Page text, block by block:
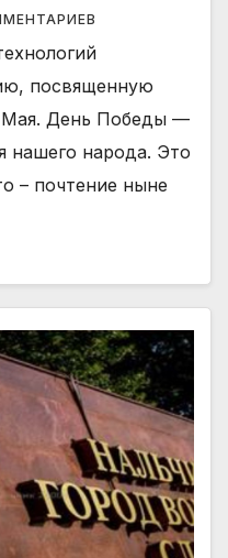
посвященную
Мая. День Победы —
нашего народа. Это
– почтение ныне